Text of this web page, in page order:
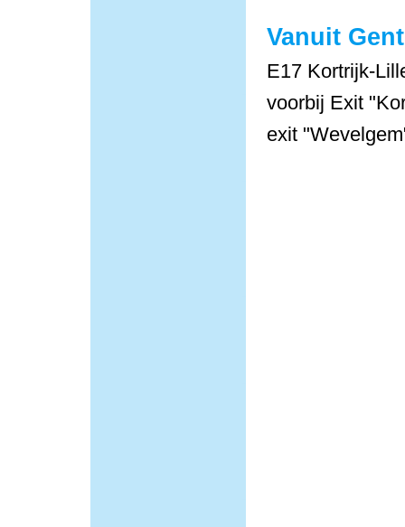
Vanuit Gent
E17 Kortrijk-
voorbij Exit
exit